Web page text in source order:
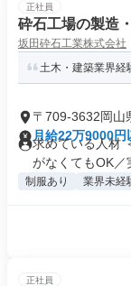
正社員
砕石工場の製造
坂田砕石工業株式会社
土木・建築業界
〒709-3632岡山
月給22万9000円
求めている人材
がなくてもOK／
制服あり 業界未経
正社員